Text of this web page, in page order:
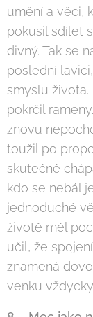
umění a věci,
pokusil sdílet
divný. Tak se
poslední
smyslu života.
pokrčil
znovu
toužil po
skutečně
kdo se nebál
jednoduché
životě měl
učil, že
znamená
venku